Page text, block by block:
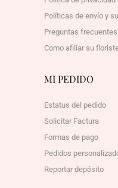
Políticas de envío y
Preguntas frecuentes
Como afiliar su
MI PEDIDO
Estatus del pedido
Solicitar Factura
Formas de pago
Pedidos
Reportar depósito